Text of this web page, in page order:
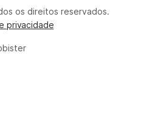
os direitos reservados.
privacidade